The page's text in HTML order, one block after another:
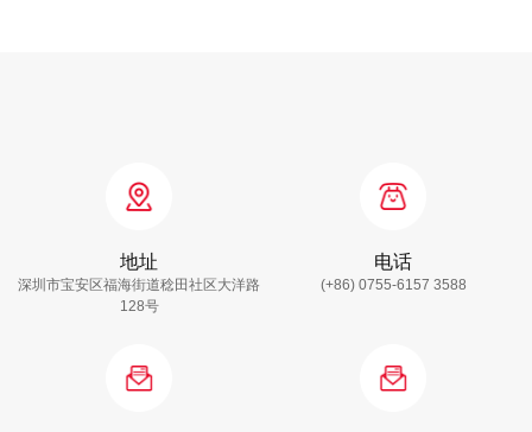
地址
深圳市宝安区福海街道稔田社区大洋路
128号
电话
(+86) 0755-6157 3588